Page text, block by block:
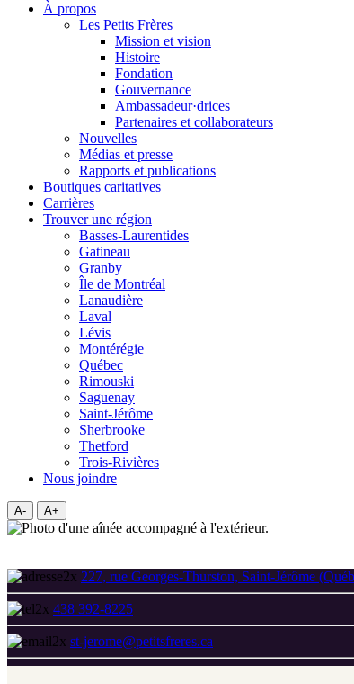
À propos
Les Petits Frères
Mission et vision
Histoire
Fondation
Gouvernance
Ambassadeur·drices
Partenaires et collaborateurs
Nouvelles
Médias et presse
Rapports et publications
Boutiques caritatives
Carrières
Trouver une région
Basses-Laurentides
Gatineau
Granby
Île de Montréal
Lanaudière
Laval
Lévis
Montérégie
Québec
Rimouski
Saguenay
Saint-Jérôme
Sherbrooke
Thetford
Trois-Rivières
Nous joindre
A- A+
227, rue Georges-Thurston, Saint-Jérôme
438 392-8225
st-jerome@petitsfreres.ca